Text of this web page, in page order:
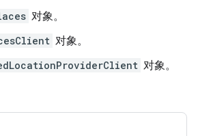
对象。
对象。
对象。